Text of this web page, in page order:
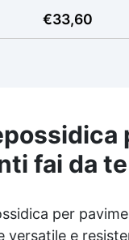
di prodotto
consigliamo
✅ Penetrazione
bassa viscosità,
meccanica e chimica
che ravviva il colore,
✅ Facile
in meno di 12
€33,60
fai da te
per
versatile e